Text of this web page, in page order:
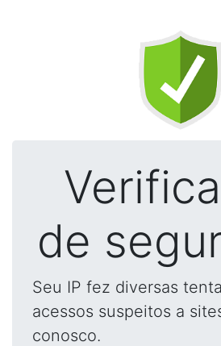
de
Seu IP fez diversas
acessos suspeitos a
conosco.